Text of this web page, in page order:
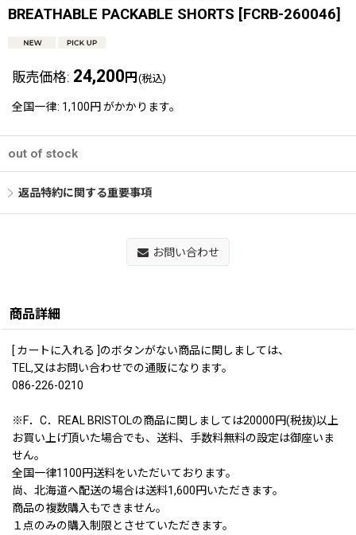
BREATHABLE PACKABLE SHORTS [FCRB-260046]
販売価格: 24,200 円 (税込)
全国一律: 1,100円がかかります。
out of stock
返品特約に関する重要事項
お問い合わせ
商品詳細
[ カートに入れる ]のボタンがない商品に関しましては、
TEL,又はお問い合わせでの通販になります。
086-226-0210
※F．C．REAL BRISTOLの商品に関しましては20000円(税抜)以上
お買い上げ頂いた場合でも、送料、手数料無料の設定は御座いま
せん。
全国一律1100円送料をいただいております。
尚、北海道へ配送の場合は送料1,600円いただきます。
商品の複数購入もできません。
１点のみの購入制限とさせていただきます。